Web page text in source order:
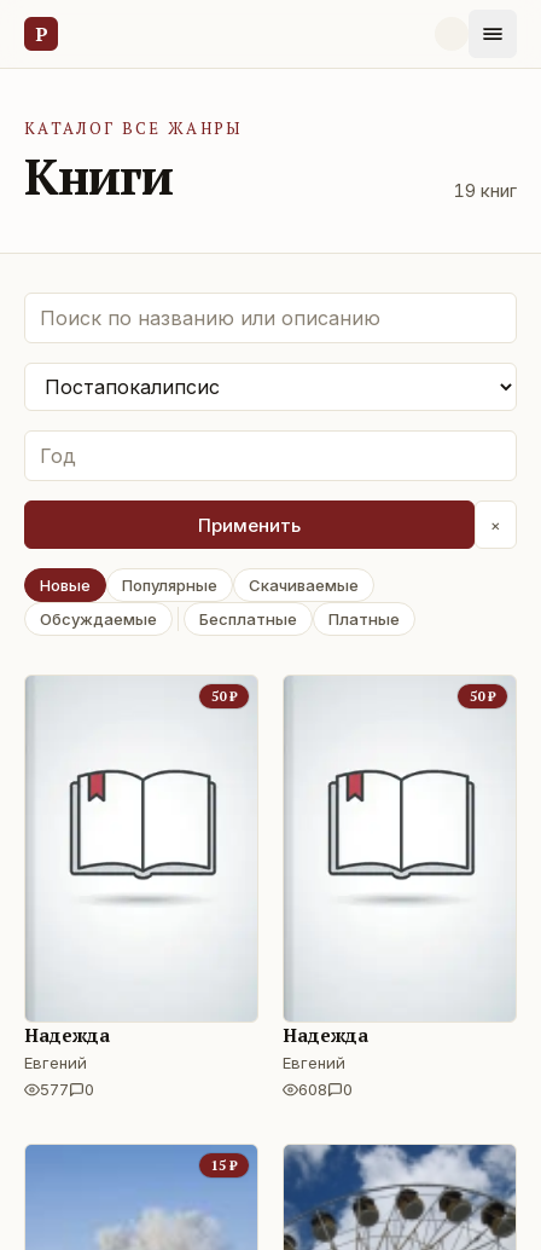
Р
КАТАЛОГ ВСЕ ЖАНРЫ
Книги 19 книг
Применить ×
Новые Популярные
Скачиваемые
Обсуждаемые
Бесплатные Платные
50₽
Надежда
Евгений
577
0
50₽
Надежда
Евгений
608
0
15 ₽